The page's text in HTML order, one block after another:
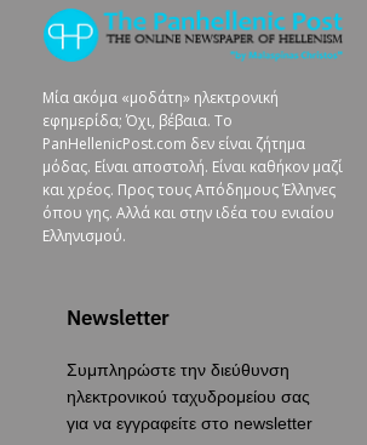
Μία ακόμα «μοδάτη» ηλεκτρονική
εφημερίδα; Όχι, βέβαια. To
PanHellenicPost.com δεν είναι ζήτημα
μόδας. Είναι αποστολή. Είναι καθήκον μαζί
και χρέος. Προς τους Απόδημους Έλληνες
όπου γης. Αλλά και στην ιδέα του ενιαίου
Ελληνισμού.
Newsletter
Συμπληρώστε την διεύθυνση
ηλεκτρονικού ταχυδρομείου σας
για να εγγραφείτε στο newsletter